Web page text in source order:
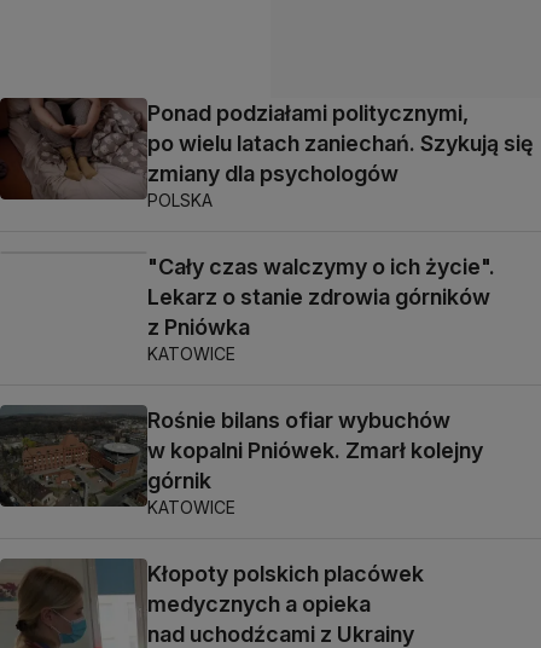
Ponad podziałami politycznymi,
po wielu latach zaniechań. Szykują się
zmiany dla psychologów
POLSKA
"Cały czas walczymy o ich życie".
Lekarz o stanie zdrowia górników
z Pniówka
KATOWICE
Rośnie bilans ofiar wybuchów
w kopalni Pniówek. Zmarł kolejny
górnik
KATOWICE
Kłopoty polskich placówek
medycznych a opieka
nad uchodźcami z Ukrainy